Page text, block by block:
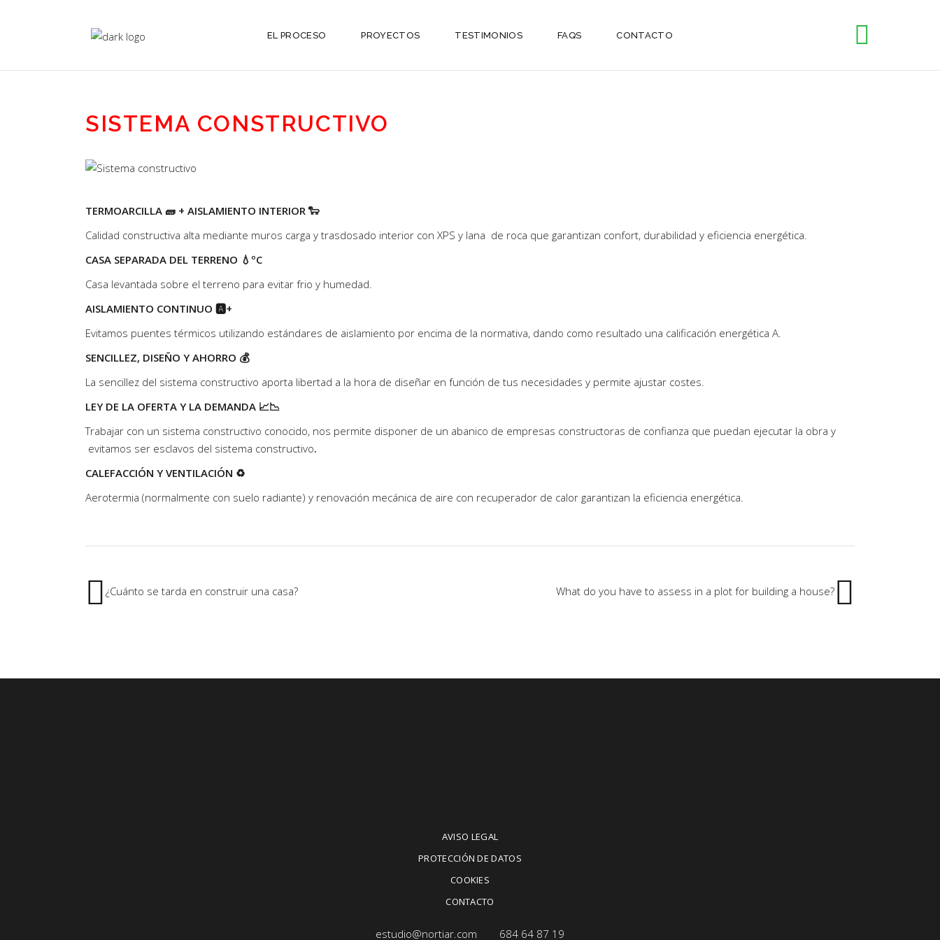
EL PROCESO PROYECTOS TESTIMONIOS FAQS CONTACTO
SISTEMA CONSTRUCTIVO
TERMOARCILLA 🧱 + AISLAMIENTO INTERIOR 🐑
Calidad constructiva alta mediante muros carga y trasdosado interior con XPS y lana de roca que garantizan confort, durabilidad y eficiencia energética.
CASA SEPARADA DEL TERRENO 💧ºC
Casa levantada sobre el terreno para evitar frio y humedad.
AISLAMIENTO CONTINUO 🅰️+
Evitamos puentes térmicos utilizando estándares de aislamiento por encima de la normativa, dando como resultado una calificación energética A.
SENCILLEZ, DISEÑO Y AHORRO 💰​
La sencillez del sistema constructivo aporta libertad a la hora de diseñar en función de tus necesidades y permite ajustar costes.
LEY DE LA OFERTA Y LA DEMANDA 📈​📉​
Trabajar con un sistema constructivo conocido, nos permite disponer de un abanico de empresas constructoras de confianza que puedan ejecutar la obra y
evitamos ser esclavos del sistema constructivo.
CALEFACCIÓN Y VENTILACIÓN ♻️​
Aerotermia (normalmente con suelo radiante) y renovación mecánica de aire con recuperador de calor garantizan la eficiencia energética.
¿Cuánto se tarda en construir una casa? What do you have to assess in a plot for building a house?
AVISO LEGAL
PROTECCIÓN DE DATOS
COOKIES
CONTACTO
estudio@nortiar.com 684 64 87 19